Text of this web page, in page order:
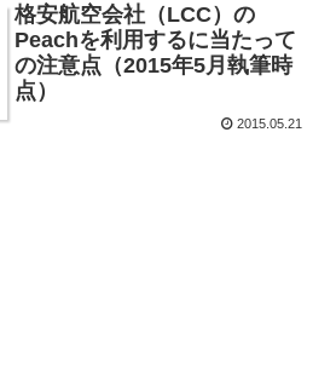
格安航空会社（LCC）の
Peachを利用するに当たって
の注意点（2015年5月執筆時
点）
2015.05.21